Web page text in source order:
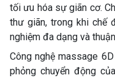
tối ưu hóa sự giãn cơ.
thư giãn, trong khi chế
nghiệm đa dạng và
Công nghệ massage
phỏng chuyển động